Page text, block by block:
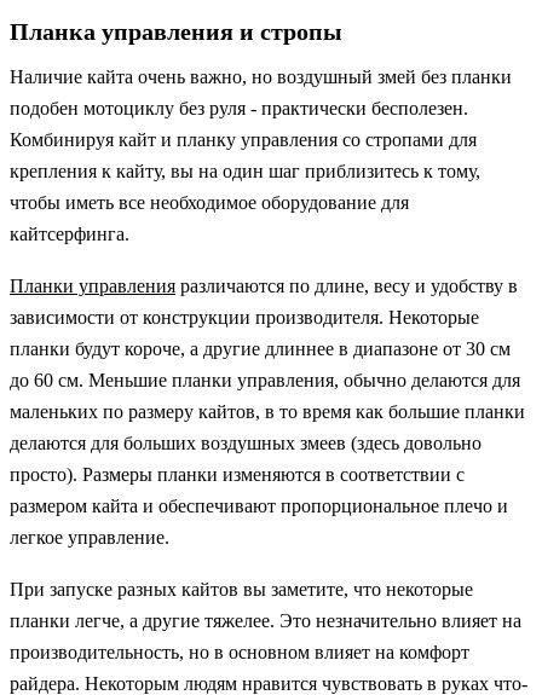
Планка управления и стропы
Наличие кайта очень важно, но воздушный змей без планки
подобен мотоциклу без руля - практически бесполезен.
Комбинируя кайт и планку управления со стропами для
крепления к кайту, вы на один шаг приблизитесь к тому,
чтобы иметь все необходимое оборудование для
кайтсерфинга.
Планки управления различаются по длине, весу и удобству в
зависимости от конструкции производителя. Некоторые
планки будут короче, а другие длиннее в диапазоне от 30 см
до 60 см. Меньшие планки управления, обычно делаются для
маленьких по размеру кайтов, в то время как большие планки
делаются для больших воздушных змеев (здесь довольно
просто). Размеры планки изменяются в соответствии с
размером кайта и обеспечивают пропорциональное плечо и
легкое управление.
При запуске разных кайтов вы заметите, что некоторые
планки легче, а другие тяжелее. Это незначительно влияет на
производительность, но в основном влияет на комфорт
райдера. Некоторым людям нравится чувствовать в руках что-